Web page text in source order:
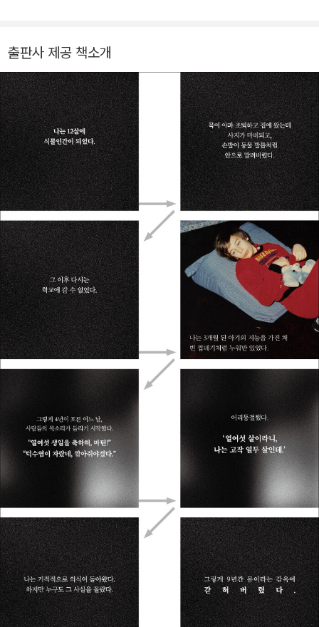
린다. 자아 회복력과 내면의 힘을 보여주는 그의 놀라운 이야기는
테드 강연으로도 소개되었고 190만 뷰 이상을 기록하며 화제를
모았다.
날 때』, 『걸을 때마다 조금씩 내가 된다』를 비롯해 『조율하는 나
으면 좋겠다고 말했다』, 『우리가 밤에 본 것들』, 『누가 아메리칸
드림을 훔쳐갔는가』 등이 있다.
출판사 제공 책소개